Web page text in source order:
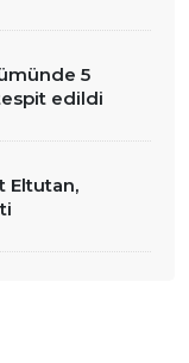
5
edildi
Eltutan,